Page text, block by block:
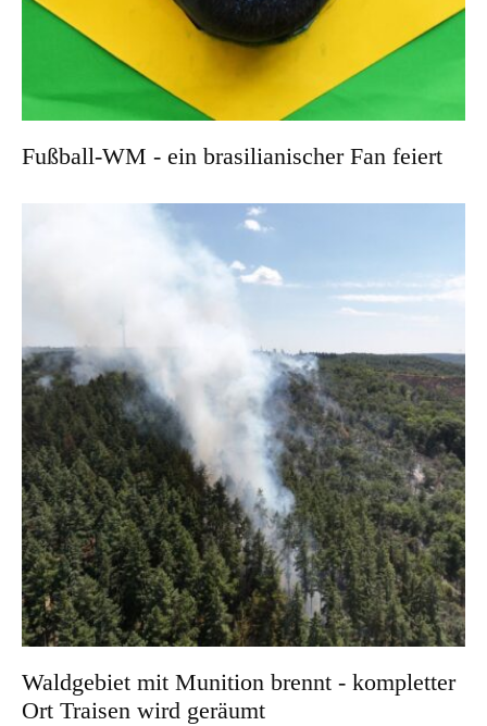
Fußball-WM - ein brasilianischer Fan feiert
Waldgebiet mit Munition brennt - kompletter
Ort Traisen wird geräumt